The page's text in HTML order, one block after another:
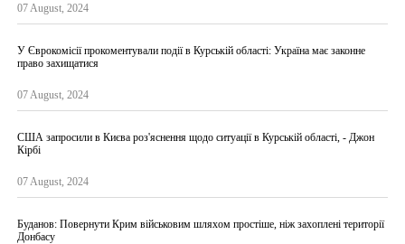
07 August, 2024
У Єврокомісії прокоментували події в Курській області: Україна має законне
право захищатися
07 August, 2024
США запросили в Києва роз'яснення щодо ситуації в Курській області, - Джон
Кірбі
07 August, 2024
Буданов: Повернути Крим військовим шляхом простіше, ніж захоплені території
Донбасу